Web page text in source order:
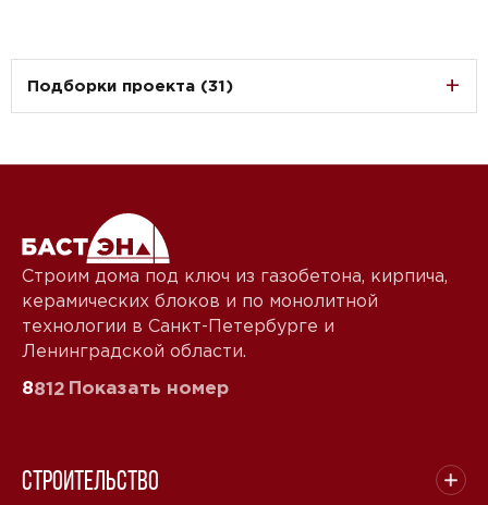
Подборки проекта (31)
Строим дома под ключ из газобетона, кирпича,
керамических блоков и по монолитной
технологии в Санкт-Петербурге и
Ленинградской области.
8812 Показать номер
Строительство